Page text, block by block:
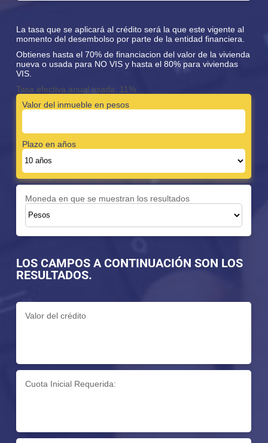
La tasa que se aplicará al crédito será la que este vigente al
momento del desembolso por parte de la entidad financiera.
Obtienes hasta el 70% de financiacion del valor de la vivienda
nueva o usada para NO VIS y hasta el 80% para viviendas
VIS.
Tasa efectiva anual usada: 11%
Valor del inmueble en pesos
Plazo en años
Moneda en que se muestran los resultados
LOS CAMPOS A CONTINUACIÓN SON LOS
RESULTADOS.
Valor del crédito
Cuota Inicial Requerida: